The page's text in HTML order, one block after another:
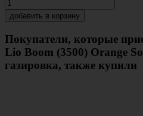
добавить в корзину
Покупатели, которые
Lio Boom (3500) Orange
газировка, также купили